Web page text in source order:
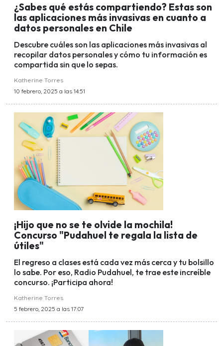
¿Sabes qué estás compartiendo? Estas son
las aplicaciones más invasivas en cuanto a
datos personales en Chile
Descubre cuáles son las aplicaciones más invasivas al
recopilar datos personales y cómo tu información es
compartida sin que lo sepas.
Katherine Torres
10 febrero, 2025 a las 14:51
¡Hijo que no se te olvide la mochila!
Concurso "Pudahuel te regala la lista de
útiles"
El regreso a clases está cada vez más cerca y tu bolsillo
lo sabe. Por eso, Radio Pudahuel, te trae este increíble
concurso. ¡Participa ahora!
Katherine Torres
5 febrero, 2025 a las 17:07